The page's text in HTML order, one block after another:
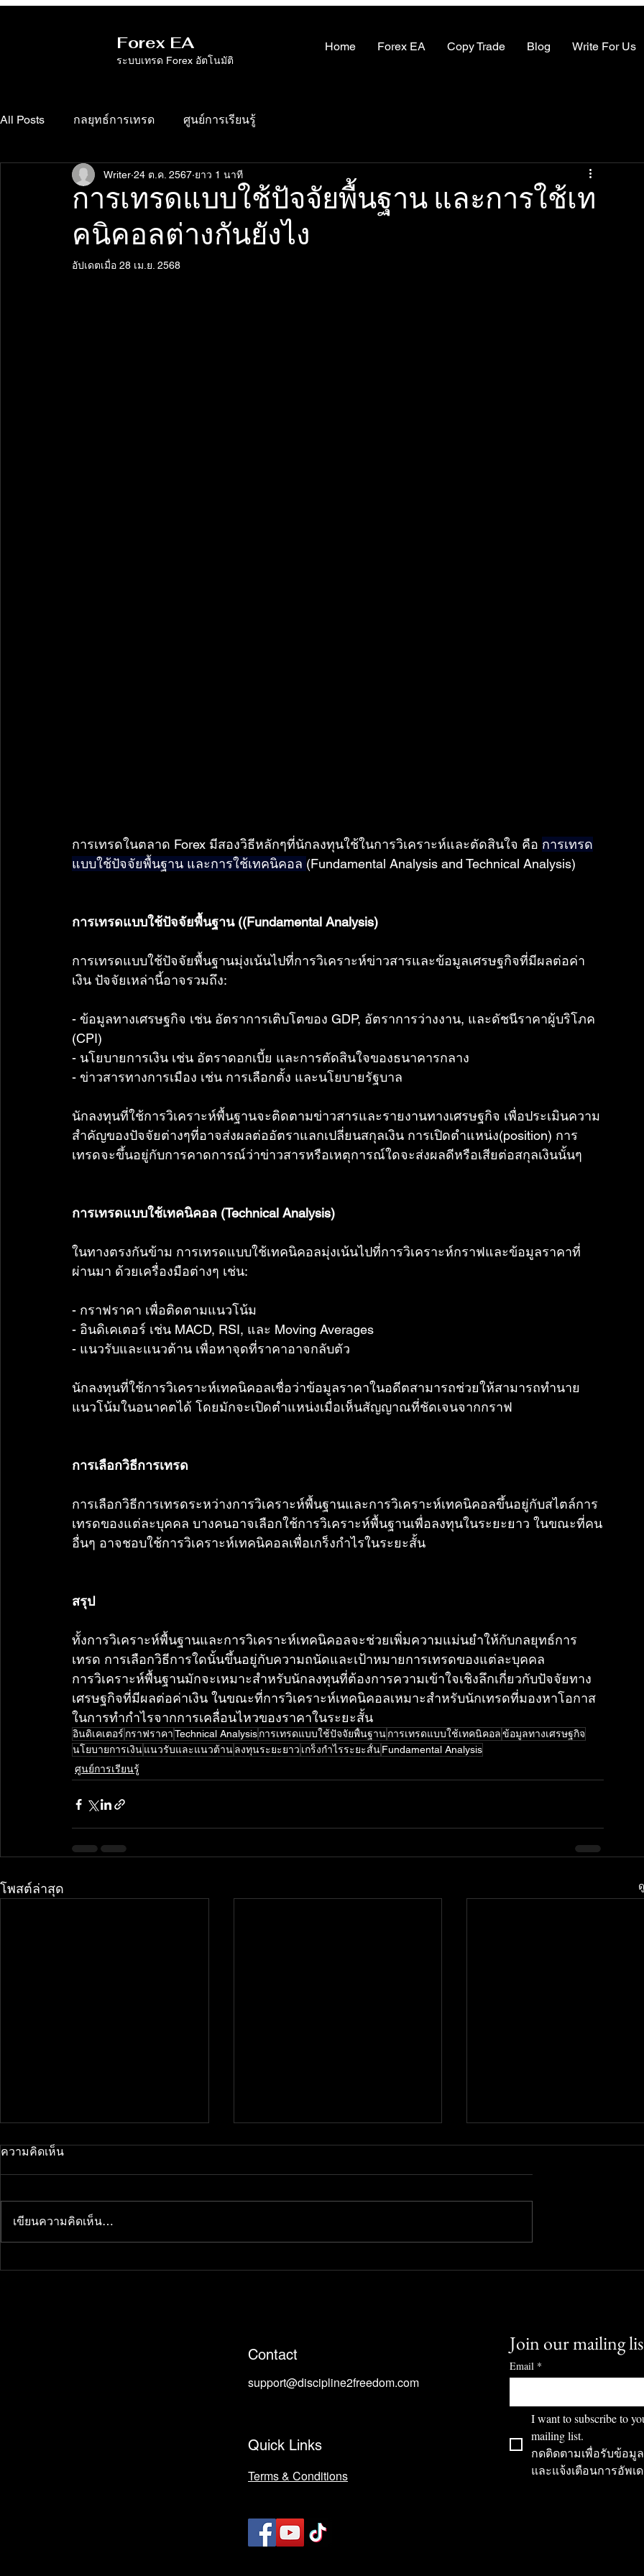
Forex EA
ระบบเทรด Forex อัตโนมัติ
Home Forex EA Copy Trade Blog Write For Us
All Posts กลยุทธ์การเทรด ศูนย์การเรียนรู้
การเทรดแบบใช้ปัจจัยพื้นฐาน และการใช้เท
คนิคอลต่างกันยังไง
Writer 24 ต.ค. 2567 ยาว 1 นาที
อัปเดตเมื่อ 28 เม.ย. 2568
การเทรดในตลาด Forex มีสองวิธีหลักๆที่นักลงทุนใช้ในการวิเคราะห์และตัดสินใจ คือ การเทรด
แบบใช้ปัจจัยพื้นฐาน และการใช้เทคนิคอล (Fundamental Analysis and Technical Analysis)
การเทรดแบบใช้ปัจจัยพื้นฐาน ((Fundamental Analysis)
การเทรดแบบใช้ปัจจัยพื้นฐานมุ่งเน้นไปที่การวิเคราะห์ข่าวสารและข้อมูลเศรษฐกิจที่มีผลต่อค่า
เงิน ปัจจัยเหล่านี้อาจรวมถึง:
- ข้อมูลทางเศรษฐกิจ เช่น อัตราการเติบโตของ GDP, อัตราการว่างงาน, และดัชนีราคาผู้บริโภค
(CPI)
- นโยบายการเงิน เช่น อัตราดอกเบี้ย และการตัดสินใจของธนาคารกลาง
- ข่าวสารทางการเมือง เช่น การเลือกตั้ง และนโยบายรัฐบาล
นักลงทุนที่ใช้การวิเคราะห์พื้นฐานจะติดตามข่าวสารและรายงานทางเศรษฐกิจ เพื่อประเมินความ
สำคัญของปัจจัยต่างๆที่อาจส่งผลต่ออัตราแลกเปลี่ยนสกุลเงิน การเปิดตำแหน่ง(position) การ
เทรดจะขึ้นอยู่กับการคาดการณ์ว่าข่าวสารหรือเหตุการณ์ใดจะส่งผลดีหรือเสียต่อสกุลเงินนั้นๆ
การเทรดแบบใช้เทคนิคอล (Technical Analysis)
ในทางตรงกันข้าม การเทรดแบบใช้เทคนิคอลมุ่งเน้นไปที่การวิเคราะห์กราฟและข้อมูลราคาที่
ผ่านมา ด้วยเครื่องมือต่างๆ เช่น:
- กราฟราคา เพื่อติดตามแนวโน้ม
- อินดิเคเตอร์ เช่น MACD, RSI, และ Moving Averages
- แนวรับและแนวต้าน เพื่อหาจุดที่ราคาอาจกลับตัว
นักลงทุนที่ใช้การวิเคราะห์เทคนิคอลเชื่อว่าข้อมูลราคาในอดีตสามารถช่วยให้สามารถทำนาย
แนวโน้มในอนาคตได้ โดยมักจะเปิดตำแหน่งเมื่อเห็นสัญญาณที่ชัดเจนจากกราฟ
การเลือกวิธีการเทรด
การเลือกวิธีการเทรดระหว่างการวิเคราะห์พื้นฐานและการวิเคราะห์เทคนิคอลขึ้นอยู่กับสไตล์การ
เทรดของแต่ละบุคคล บางคนอาจเลือกใช้การวิเคราะห์พื้นฐานเพื่อลงทุนในระยะยาว ในขณะที่คน
อื่นๆ อาจชอบใช้การวิเคราะห์เทคนิคอลเพื่อเกร็งกำไรในระยะสั้น
สรุป
ทั้งการวิเคราะห์พื้นฐานและการวิเคราะห์เทคนิคอลจะช่วยเพิ่มความแม่นยำให้กับกลยุทธ์การ
เทรด การเลือกวิธีการใดนั้นขึ้นอยู่กับความถนัดและเป้าหมายการเทรดของแต่ละบุคคล
การวิเคราะห์พื้นฐานมักจะเหมาะสำหรับนักลงทุนที่ต้องการความเข้าใจเชิงลึกเกี่ยวกับปัจจัยทาง
เศรษฐกิจที่มีผลต่อค่าเงิน ในขณะที่การวิเคราะห์เทคนิคอลเหมาะสำหรับนักเทรดที่มองหาโอกาส
ในการทำกำไรจากการเคลื่อนไหวของราคาในระยะสั้น
อินดิเคเตอร์ กราฟราคาTechnical Analysisการเทรดแบบใช้ปัจจัยพื้นฐานการเทรดแบบใช้เทคนิคอลข้อมูลทางเศรษฐกิจ
นโยบายการเงินแนวรับและแนวต้านลงทุนระยะยาว เกร็งกำไรระยะสั้นFundamental Analysis
ศูนย์การเรียนรู้
โพสต์ล่าสุด
Roadmap สู่เทรดเดอร์อาชีพ:
ข่าวเศรษฐกิจ: วิธีรับมือกับพายุ
การเลือกโบรกเกอร์: วิธีดู "ตู้
ความคิดเห็น
เขียนความคิดเห็น…
Contact
support@discipline2freedom.com
Quick Links
Terms & Conditions
Join our mailing
Email *
I want to subscribe to
กดติดตามเพื่อรับข้อมู
และแจ้งเตือนการอัพเ